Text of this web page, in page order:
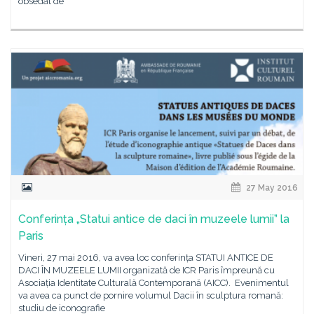
27 May 2016
Conferința „Statui antice de daci în muzeele lumii” la
Paris
Vineri, 27 mai 2016, va avea loc conferința STATUI ANTICE DE
DACI ÎN MUZEELE LUMII organizată de ICR Paris împreună cu
Asociația Identitate Culturală Contemporană (AICC). Evenimentul
va avea ca punct de pornire volumul Dacii în sculptura romană:
studiu de iconografie